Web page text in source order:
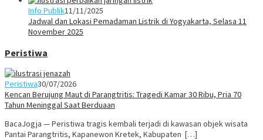
Info Publik11/11/2025
Jadwal dan Lokasi Pemadaman Listrik di Yogyakarta, Selasa 11
November 2025
Peristiwa
Peristiwa30/07/2026
Kencan Berujung Maut di Parangtritis: Tragedi Kamar 30 Ribu, Pria 70
Tahun Meninggal Saat Berduaan
BacaJogja — Peristiwa tragis kembali terjadi di kawasan objek wisata
Pantai Parangtritis, Kapanewon Kretek, Kabupaten […]